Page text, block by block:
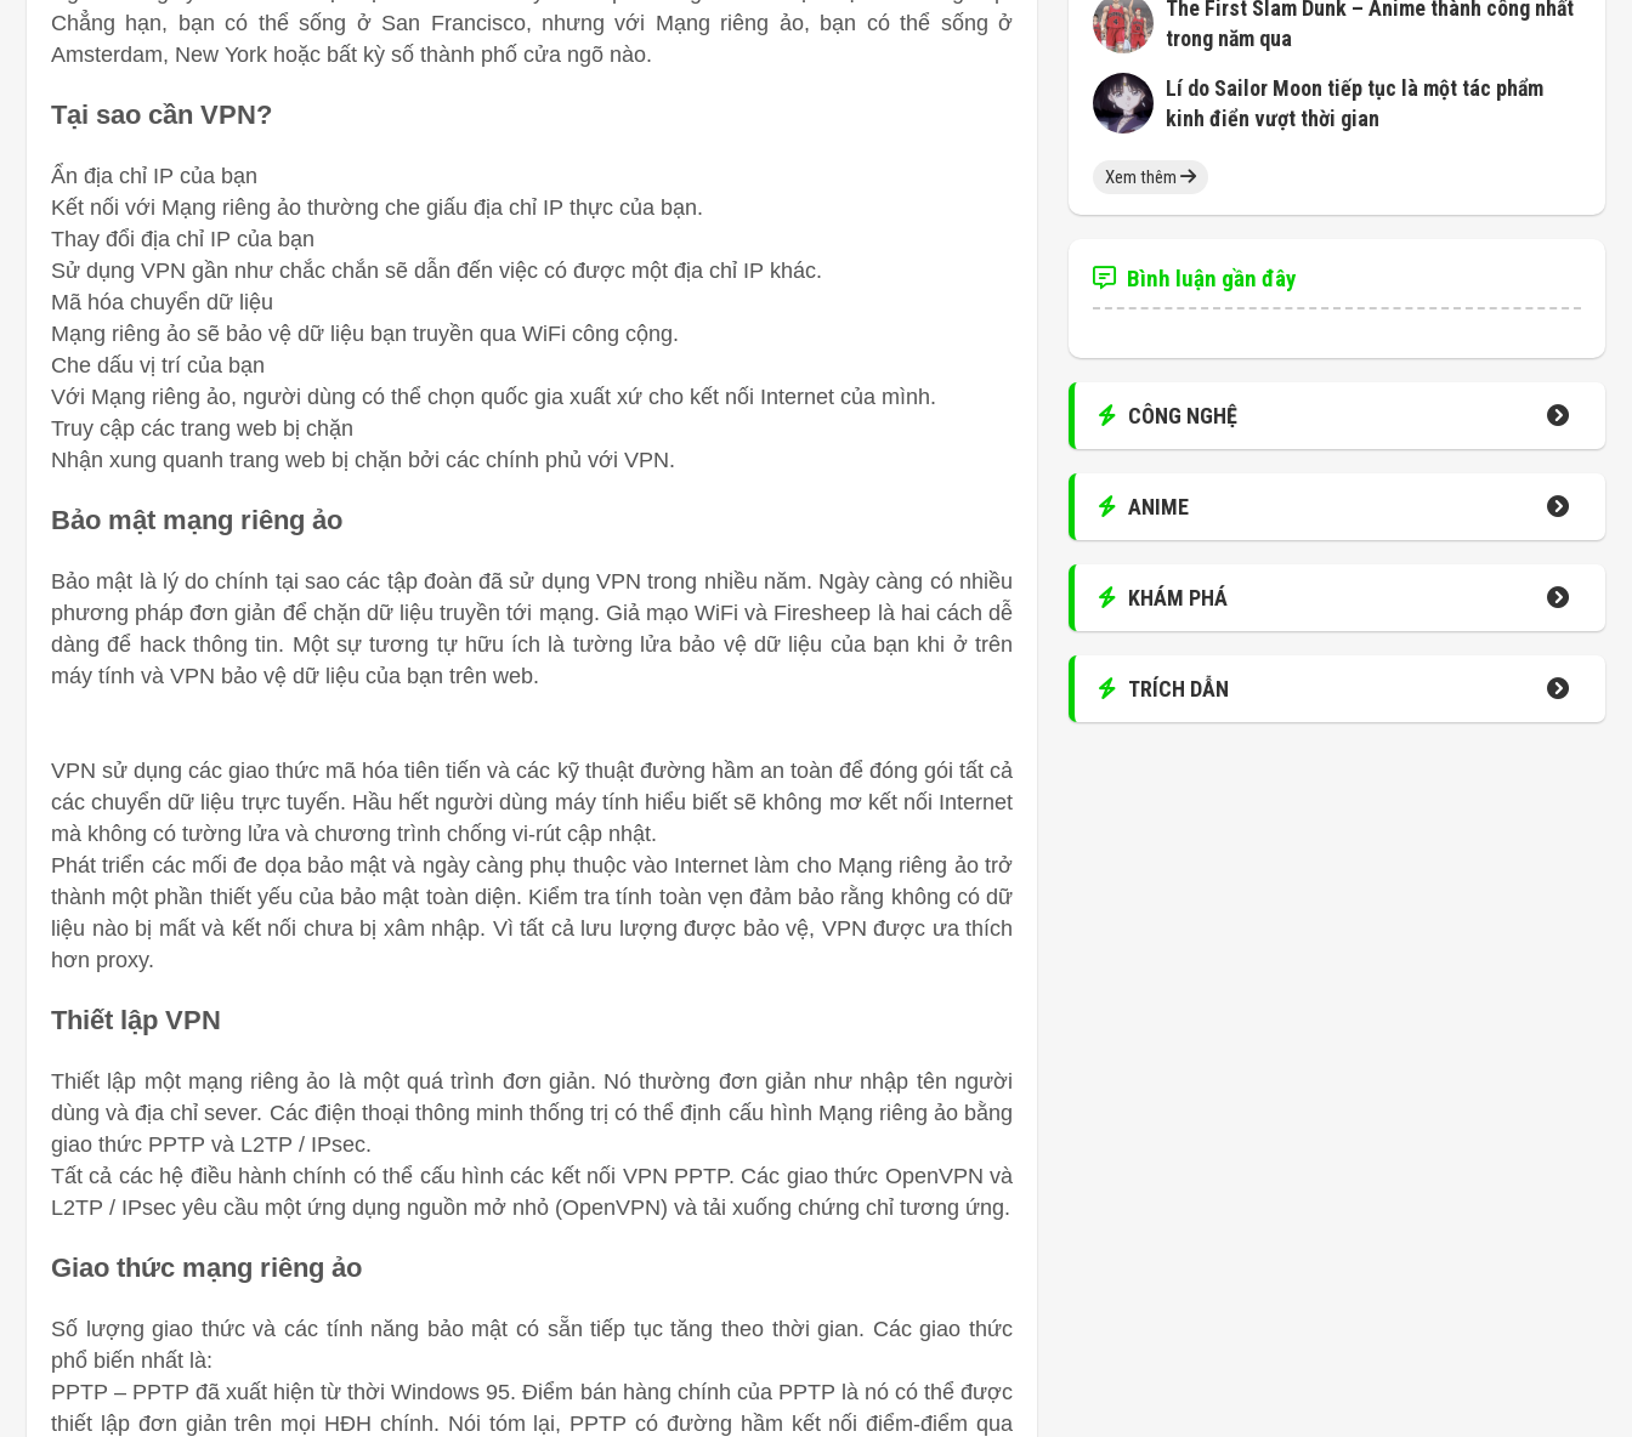
Chẳng hạn, bạn có thể sống ở San Francisco, nhưng với Mạng riêng ảo, bạn có thể sống ở
Amsterdam, New York hoặc bất kỳ số thành phố cửa ngõ nào.
Tại sao cần VPN?
Ẩn địa chỉ IP của bạn
Kết nối với Mạng riêng ảo thường che giấu địa chỉ IP thực của bạn.
Thay đổi địa chỉ IP của bạn
Sử dụng VPN gần như chắc chắn sẽ dẫn đến việc có được một địa chỉ IP khác.
Mã hóa chuyển dữ liệu
Mạng riêng ảo sẽ bảo vệ dữ liệu bạn truyền qua WiFi công cộng.
Che dấu vị trí của bạn
Với Mạng riêng ảo, người dùng có thể chọn quốc gia xuất xứ cho kết nối Internet của mình.
Truy cập các trang web bị chặn
Nhận xung quanh trang web bị chặn bởi các chính phủ với VPN.
Bảo mật mạng riêng ảo
Bảo mật là lý do chính tại sao các tập đoàn đã sử dụng VPN trong nhiều năm. Ngày càng có nhiều
phương pháp đơn giản để chặn dữ liệu truyền tới mạng. Giả mạo WiFi và Firesheep là hai cách dễ
dàng để hack thông tin. Một sự tương tự hữu ích là tường lửa bảo vệ dữ liệu của bạn khi ở trên
máy tính và VPN bảo vệ dữ liệu của bạn trên web.
VPN sử dụng các giao thức mã hóa tiên tiến và các kỹ thuật đường hầm an toàn để đóng gói tất cả
các chuyển dữ liệu trực tuyến. Hầu hết người dùng máy tính hiểu biết sẽ không mơ kết nối Internet
mà không có tường lửa và chương trình chống vi-rút cập nhật.
Phát triển các mối đe dọa bảo mật và ngày càng phụ thuộc vào Internet làm cho Mạng riêng ảo trở
thành một phần thiết yếu của bảo mật toàn diện. Kiểm tra tính toàn vẹn đảm bảo rằng không có dữ
liệu nào bị mất và kết nối chưa bị xâm nhập. Vì tất cả lưu lượng được bảo vệ, VPN được ưa thích
hơn proxy.
Thiết lập VPN
Thiết lập một mạng riêng ảo là một quá trình đơn giản. Nó thường đơn giản như nhập tên người
dùng và địa chỉ sever. Các điện thoại thông minh thống trị có thể định cấu hình Mạng riêng ảo bằng
giao thức PPTP và L2TP / IPsec.
Tất cả các hệ điều hành chính có thể cấu hình các kết nối VPN PPTP. Các giao thức OpenVPN và
L2TP / IPsec yêu cầu một ứng dụng nguồn mở nhỏ (OpenVPN) và tải xuống chứng chỉ tương ứng.
Giao thức mạng riêng ảo
Số lượng giao thức và các tính năng bảo mật có sẵn tiếp tục tăng theo thời gian. Các giao thức
phổ biến nhất là:
PPTP – PPTP đã xuất hiện từ thời Windows 95. Điểm bán hàng chính của PPTP là nó có thể được
thiết lập đơn giản trên mọi HĐH chính. Nói tóm lại, PPTP có đường hầm kết nối điểm-điểm qua
The First Slam Dunk – Anime thành công nhất
trong năm qua
Lí do Sailor Moon tiếp tục là một tác phẩm
kinh điển vượt thời gian
Xem thêm
Bình luận gần đây
CÔNG NGHỆ
ANIME
KHÁM PHÁ
TRÍCH DẪN